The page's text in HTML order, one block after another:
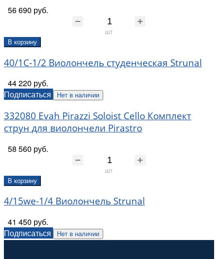
56 690 руб.
шт
В корзину
40/1C-1/2 Виолончель студенческая Strunal
44 220 руб.
Подписаться
Нет в наличии
332080 Evah Pirazzi Soloist Cello Комплект
струн для виолончели Pirastro
58 560 руб.
шт
В корзину
4/15we-1/4 Виолончель Strunal
41 450 руб.
Подписаться
Нет в наличии